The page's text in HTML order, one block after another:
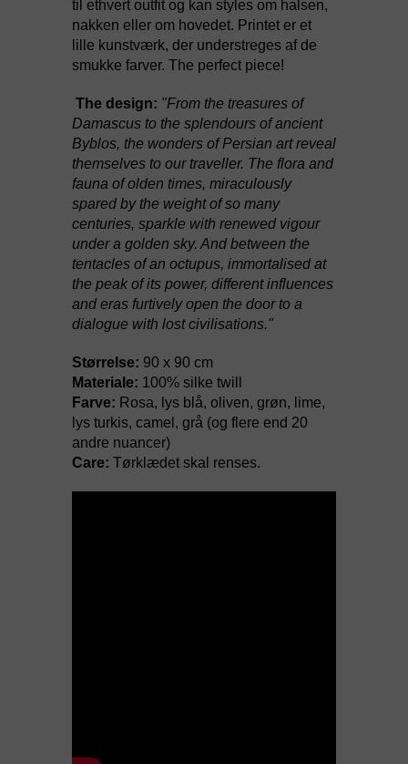
til ethvert outfit og kan styles om halsen,
nakken eller om hovedet. Printet er et
lille kunstværk, der understreges af de
smukke farver. The perfect piece!
The design: "From the treasures of
Damascus to the splendours of ancient
Byblos, the wonders of Persian art reveal
themselves to our traveller. The flora and
fauna of olden times, miraculously
spared by the weight of so many
centuries, sparkle with renewed vigour
under a golden sky. And between the
tentacles of an octupus, immortalised at
the peak of its power, different influences
and eras furtively open the door to a
dialogue with lost civilisations."
Størrelse: 90 x 90 cm
Materiale: 100% silke twill
Farve: Rosa, lys b lå, oliven, grøn, lime,
lys turkis, camel, grå (og flere end 20
andre nuancer)
Care: Tørklædet skal renses.